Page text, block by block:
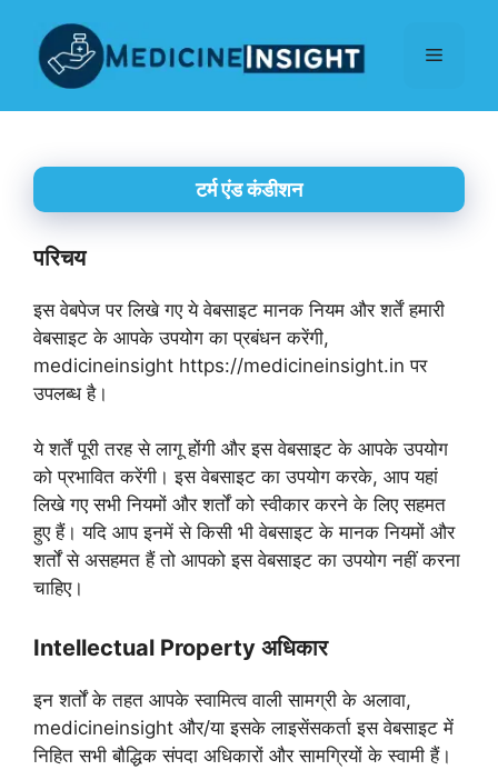
content
Menu
टर्म एंड कंडीशन
परिचय
इस वेबपेज पर लिखे गए ये वेबसाइट मानक नियम और शर्तें हमारी
वेबसाइट के आपके उपयोग का प्रबंधन करेंगी,
medicineinsight https://medicineinsight.in पर
उपलब्ध है।
ये शर्तें पूरी तरह से लागू होंगी और इस वेबसाइट के आपके उपयोग
को प्रभावित करेंगी। इस वेबसाइट का उपयोग करके, आप यहां
लिखे गए सभी नियमों और शर्तों को स्वीकार करने के लिए सहमत
हुए हैं। यदि आप इनमें से किसी भी वेबसाइट के मानक नियमों और
शर्तों से असहमत हैं तो आपको इस वेबसाइट का उपयोग नहीं करना
चाहिए।
Intellectual Property अधिकार
इन शर्तों के तहत आपके स्वामित्व वाली सामग्री के अलावा,
medicineinsight और/या इसके लाइसेंसकर्ता इस वेबसाइट में
निहित सभी बौद्धिक संपदा अधिकारों और सामग्रियों के स्वामी हैं।